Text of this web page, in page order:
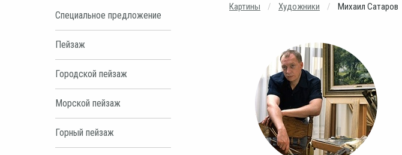
Специальное предложение
Пейзаж
Городской пейзаж
Морской пейзаж
Горный пейзаж
Картины Художники Михаил Сатаров